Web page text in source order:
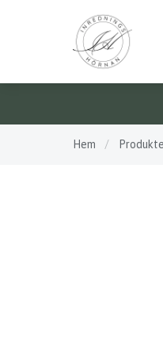
Hem /